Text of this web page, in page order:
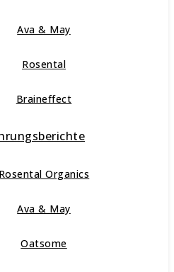
Ava & May
Rosental
Braineffect
Rosental Organics
Ava & May
Oatsome